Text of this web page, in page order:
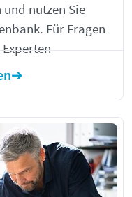
nutzen Sie
Für Fragen